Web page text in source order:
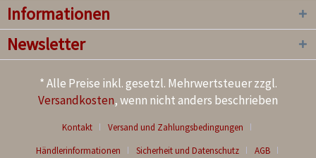
Informationen
Newsletter
* Alle Preise inkl. gesetzl. Mehrwertsteuer zzgl.
Versandkosten, wenn nicht anders beschrieben
Kontakt
Versand und Zahlungsbedingungen
Händlerinformationen
Sicherheit und Datenschutz
AGB